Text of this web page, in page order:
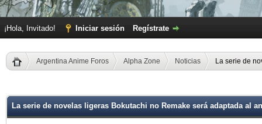
¡Hola, Invitado! Iniciar sesión Regístrate
Argentina Anime Foros Alpha Zone Noticias La serie de
La serie de novelas ligeras Bokutachi no Remake será adaptada al